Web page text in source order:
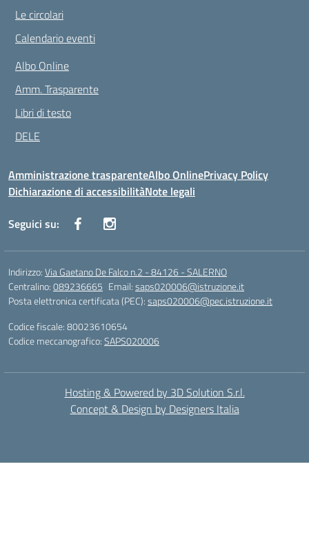
Le circolari
Calendario eventi
Albo Online
Amm. Trasparente
Libri di testo
DELE
Amministrazione trasparenteAlbo OnlinePrivacy Policy
Dichiarazione di accessibilitàNote legali
Seguici su:
Indirizzo:Via Gaetano De Falco n.2 - 84126 - SALERNO
Centralino:089236665 Email:saps020006@istruzione.it
Posta elettronica certificata (PEC):saps020006@pec.istruzione.it
Codice fiscale: 80023610654
Codice meccanografico:SAPS020006
Hosting & Powered by 3D Solution S.r.l.
Concept & Design by Designers Italia